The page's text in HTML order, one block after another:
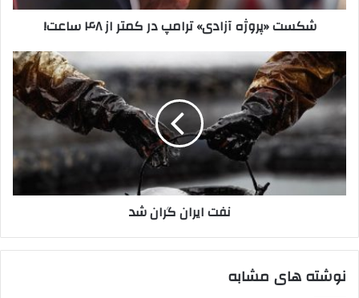
ساعت!
شکست «پروژه آزادی» ترامپ در کمتر از ۴۸ ساعت!
نفت
ایران
گران
شد
نفت ایران گران شد
نوشته های مشابه